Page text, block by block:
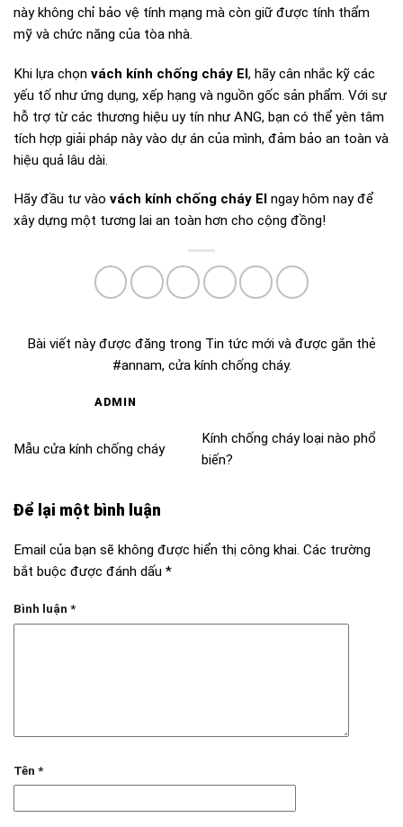
này không chỉ bảo vệ tính mạng mà còn giữ được tính thẩm
mỹ và chức năng của tòa nhà.
Khi lựa chọn vách kính chống cháy EI, hãy cân nhắc kỹ các
yếu tố như ứng dụng, xếp hạng và nguồn gốc sản phẩm. Với sự
hỗ trợ từ các thương hiệu uy tín như ANG, bạn có thể yên tâm
tích hợp giải pháp này vào dự án của mình, đảm bảo an toàn và
hiệu quả lâu dài.
Hãy đầu tư vào vách kính chống cháy EI ngay hôm nay để
xây dựng một tương lai an toàn hơn cho cộng đồng!
Bài viết này được đăng trong Tin tức mới và được gắn thẻ
#annam, cửa kính chống cháy.
ADMIN
Mẫu cửa kính chống cháy
Kính chống cháy loại nào phổ
biến?
Để lại một bình luận
Email của bạn sẽ không được hiển thị công khai. Các trường
bắt buộc được đánh dấu *
Bình luận *
Tên *